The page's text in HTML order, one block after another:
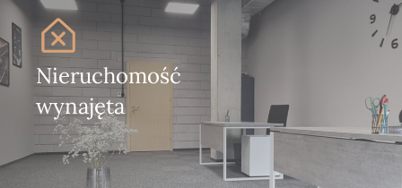
Nieruchomość
wynajęta